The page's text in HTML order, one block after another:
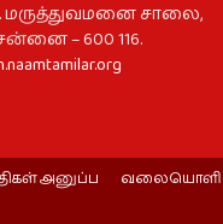
மருத்துவமனை சாலை,
– 600 116.
அனுப்ப வலையொளி